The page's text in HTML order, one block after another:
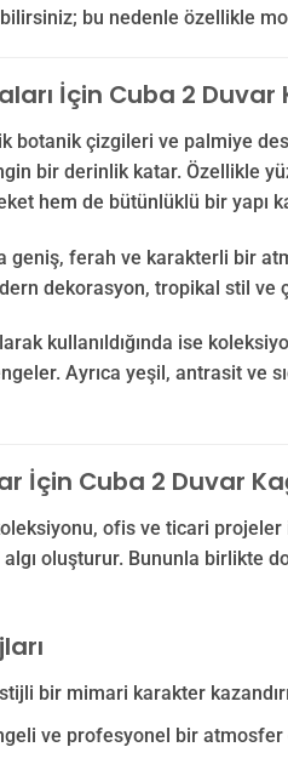
bu nedenle özellikle
İçin Cuba 2 Duvar
botanik çizgileri ve palmiye
bir derinlik katar. Özellikle
hem de bütünlüklü bir yapı
ferah ve karakterli bir
dekorasyon, tropikal stil
kullanıldığında ise
Ayrıca yeşil, antrasit ve
İçin Cuba 2 Duvar
ofis ve ticari
oluşturur. Bununla birlikte
bir mimari karakter
ve profesyonel bir